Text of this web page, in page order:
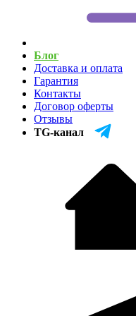
Блог
Доставка и оплата
Гарантия
Контакты
Договор оферты
Отзывы
TG-канал